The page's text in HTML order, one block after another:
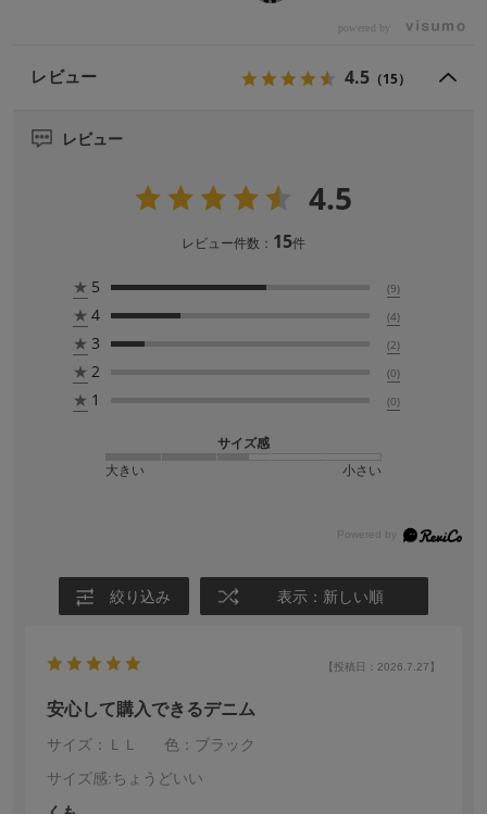
powered by
レビュー 4.5 （15）
レビュー
4.5
レビュー件数： 15件
★ 5 (9)
★ 4 (4)
★ 3 (2)
★ 2 (0)
★ 1 (0)
サイズ感
大きい
小さい
絞り込み 表示：新しい順
【投稿日：2026.7.27】
安心して購入できるデニム
サイズ：ＬＬ
色：ブラック
サイズ感:ちょうどいい